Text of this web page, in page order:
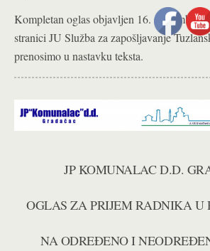
Kompletan oglas objavljen 16. septembra
stranici JU Služba za zapošljavanje
prenosimo u nastavku teksta.
JP KOMUNALAC D.D.
OGLAS ZA PRIJEM RADNIKA U
NA ODREĐENO I